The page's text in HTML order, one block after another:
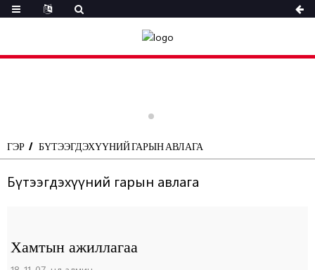
ГЭР БҮТЭЭГДЭХҮҮНИЙ ГАРЫН АВЛАГА
Бүтээгдэхүүний гарын авлага
Хамтын ажиллагаа